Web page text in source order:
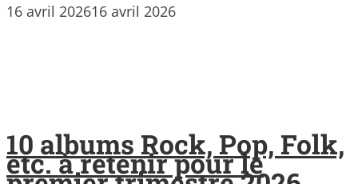
16 avril 202616 avril 2026
10 albums Rock, Pop, Folk,
etc. à retenir pour le